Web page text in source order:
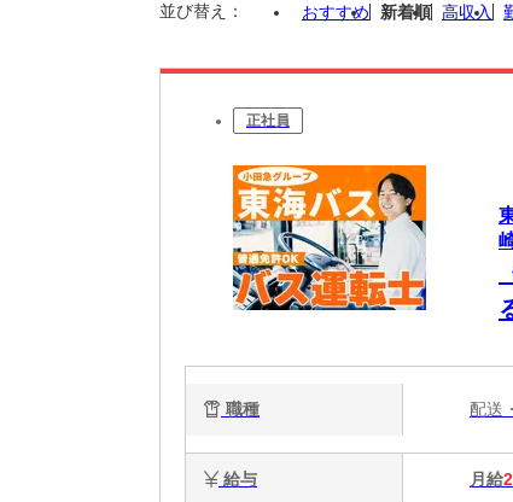
並び替え： おすすめ 新着順 高収入
正社員
職種 配送
給与 月給